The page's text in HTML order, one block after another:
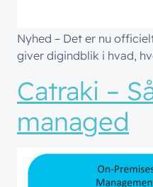
Nyhed – Det er nu
giver digindblik i hvad,
Catraki –
managed